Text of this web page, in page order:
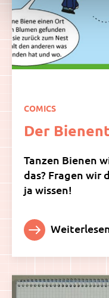
COMICS
Der
Tanzen Bienen
das? Fragen wir
ja wissen!